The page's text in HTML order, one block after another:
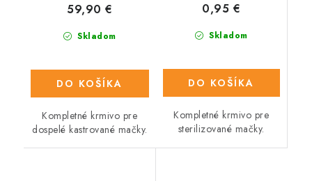
Skladom
59,90 €
DO KOŠÍKA
Kompletné krmivo pre
dospelé kastrované mačky.
Skladom
0,95 €
DO KOŠÍKA
Kompletné krmivo pre
sterilizované mačky.